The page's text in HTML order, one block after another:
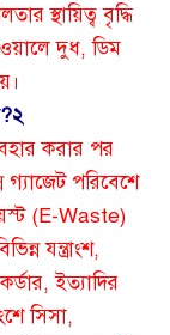
স্থায়িত্ব বৃদ্ধি
দুধ, ডিম
২
করার পর
গ্যাজেট পরিবেশে
(E-Waste)
যন্ত্রাংশ,
ইত্যাদির
সিসা,